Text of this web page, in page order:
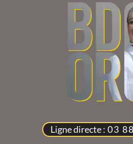
Ligne directe : 03